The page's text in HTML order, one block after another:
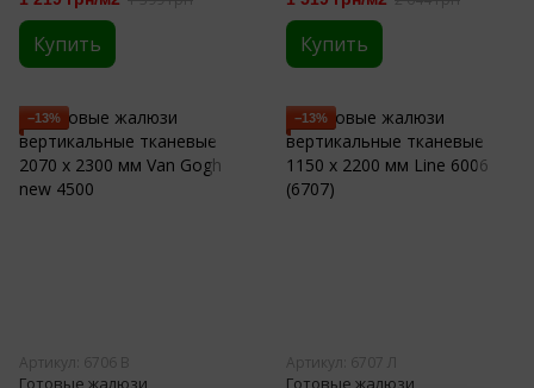
Купить Купить
−13%
Артикул: 6706 В
Готовые жалюзи
−13%
Артикул: 6707 Л
Готовые жалюзи